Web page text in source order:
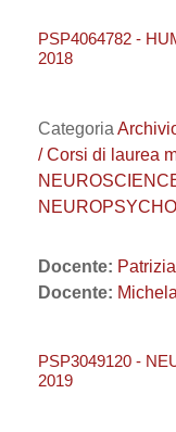
PSP4064782 -
2018
Categoria
/ Corsi di laurea
Docente:
Docente:
PSP3049120 -
2019